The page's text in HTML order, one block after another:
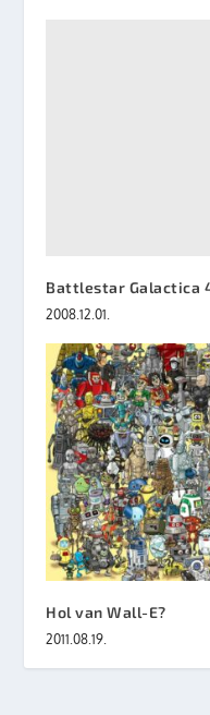
Battlestar Galactica
2008.12.01.
Hol van Wall-E?
2011.08.19.